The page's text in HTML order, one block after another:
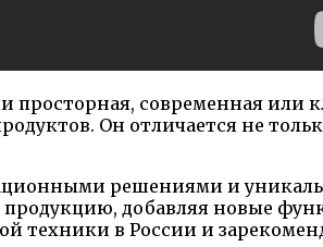
современная или
Он отличается не
решениями и
добавляя новые
техники в России и